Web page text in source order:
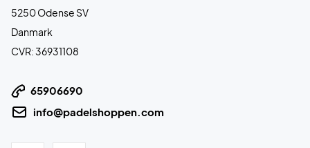
5250 Odense SV
Danmark
CVR: 36931108
65906690
info@padelshoppen.com